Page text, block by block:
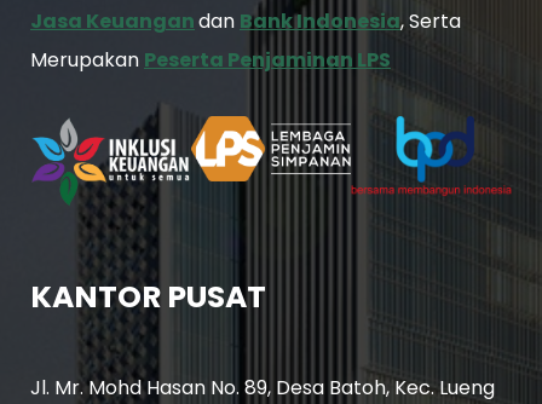
Jasa Keuangandan Bank Indonesia, Serta
Merupakan Peserta Penjaminan LPS
KANTOR PUSAT
Jl. Mr. Mohd Hasan No. 89, Desa Batoh, Kec. Lueng